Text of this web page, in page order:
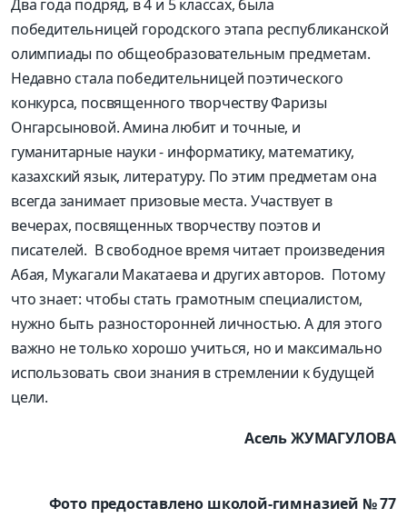
Два года подряд, в 4 и 5 классах, была
победительницей городского этапа республиканской
олимпиады по общеобразовательным предметам.
Недавно стала победительницей поэтического
конкурса, посвященного творчеству Фаризы
Онгарсыновой. Амина любит и точные, и
гуманитарные науки - информатику, математику,
казахский язык, литературу. По этим предметам она
всегда занимает призовые места. Участвует в
вечерах, посвященных творчеству поэтов и
писателей. В свободное время читает произведения
Абая, Мукагали Макатаева и других авторов. Потому
что знает: чтобы стать грамотным специалистом,
нужно быть разносторонней личностью. А для этого
важно не только хорошо учиться, но и максимально
использовать свои знания в стремлении к будущей
цели.
Асель ЖУМАГУЛОВА
Фото предоставлено школой-гимназией № 77